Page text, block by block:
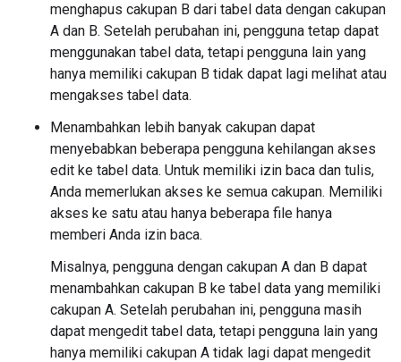
menghapus cakupan B dari tabel data dengan cakupan
A dan B. Setelah perubahan ini, pengguna tetap dapat
menggunakan tabel data, tetapi pengguna lain yang
hanya memiliki cakupan B tidak dapat lagi melihat atau
mengakses tabel data.
Menambahkan lebih banyak cakupan dapat
menyebabkan beberapa pengguna kehilangan akses
edit ke tabel data. Untuk memiliki izin baca dan tulis,
Anda memerlukan akses ke semua cakupan. Memiliki
akses ke satu atau hanya beberapa file hanya
memberi Anda izin baca.
Misalnya, pengguna dengan cakupan A dan B dapat
menambahkan cakupan B ke tabel data yang memiliki
cakupan A. Setelah perubahan ini, pengguna masih
dapat mengedit tabel data, tetapi pengguna lain yang
hanya memiliki cakupan A tidak lagi dapat mengedit